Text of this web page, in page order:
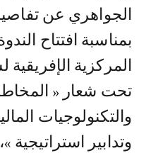
الجواهري عن
بمناسبة افتتاح
تحت شعار «
والتكنولوجيات
وتدابير استراتيجية